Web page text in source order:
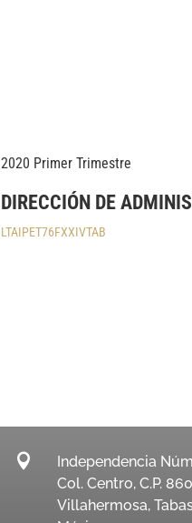
2020 Primer Trimestre
DIRECCIÓN DE
LTAIPET76FXXIVTAB

Independencia
Col. Centro, C.P.
Villahermosa,